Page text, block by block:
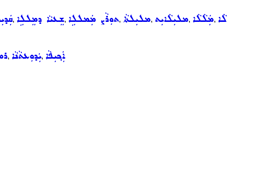
, ܫܸܥܝܵܐ ܕܡܸܠܠܹܐ, ܬܘܼܪܵܨ ܡܲܡܠܠܹܐ, ܡܠܝܼܠܬܵܐ, ܡܠܝܼܠܵܐܝܼܬ, ܡܲܠܵܠܵܐ, ܠܵܐ
, ܝܲܕܘܼܥܬܵܢܵܐ, ܐܲܟ݂ܝܼܦܵܐ